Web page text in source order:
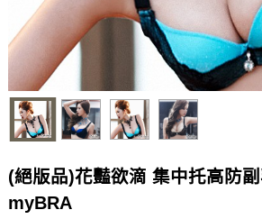
(絕版品)花豔欲滴 集中托高防
myBRA